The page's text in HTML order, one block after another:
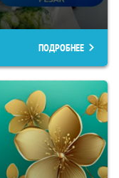
ПОДРОБНЕЕ